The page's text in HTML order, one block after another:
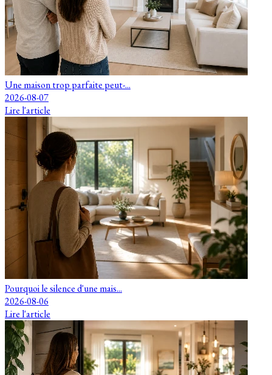
Une maison trop parfaite peut-...
2026-08-07
Lire l'article
Pourquoi le silence d'une mais...
2026-08-06
Lire l'article